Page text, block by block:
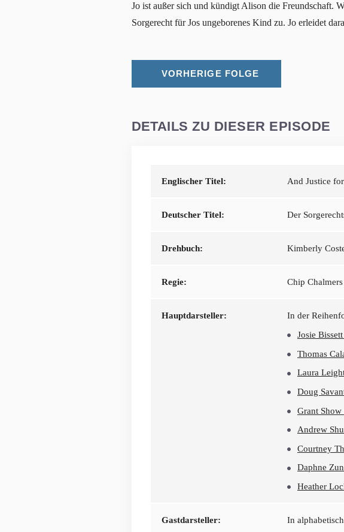
Jo ist außer sich und kündigt Alison die Freundschaft.
Sorgerecht für Jos ungeborenes Kind zu. Jo erleidet
VORHERIGE FOLGE
DETAILS ZU DIESER EPISODE
Englischer Titel: And Justice
Deutscher Titel: Der
Drehbuch: Kimberly
Regie: Chip Chalmers
Hauptdarsteller:
In der
Josie
Thomas
Laura
Doug
Grant Show
Andrew
Courtney
Daphne
Heather
Gastdarsteller:
In